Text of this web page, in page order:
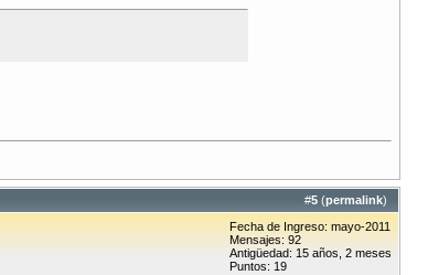
#5 (permalink)
Fecha de Ingreso: mayo-2011
Mensajes: 92
Antigüedad: 15 años, 2 meses
Puntos: 19